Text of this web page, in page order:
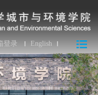
登录 English